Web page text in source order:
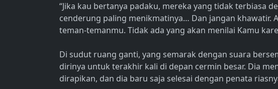
“Jika kau bertanya padaku, mereka yang tidak terbiasa
cenderung paling menikmatinya… Dan jangan khawatir.
teman-temanmu. Tidak ada yang akan menilai Kamu
Di sudut ruang ganti, yang semarak dengan suara
dirinya untuk terakhir kali di depan cermin besar. Dia
dirapikan, dan dia baru saja selesai dengan penata